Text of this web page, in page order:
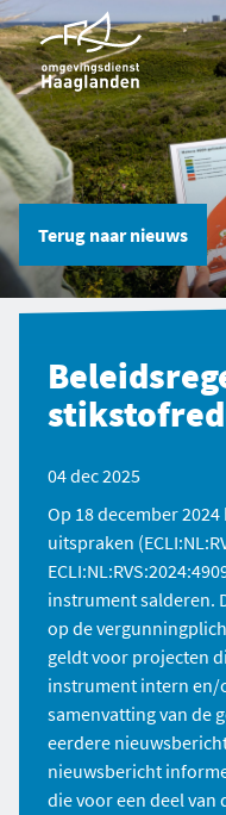
Terug naarnieuws
04 dec 2025
Op 18 december
uitspraken
instrument salderen.
op de
geldt voor projecten
instrument intern en/
samenvatting van de
eerdere
nieuwsbericht
die voor een deel